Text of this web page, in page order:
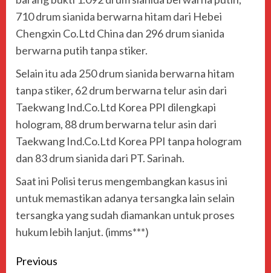
710 drum sianida berwarna hitam dari Hebei
Chengxin Co.Ltd China dan 296 drum sianida
berwarna putih tanpa stiker.
Selain itu ada 250 drum sianida berwarna hitam
tanpa stiker, 62 drum berwarna telur asin dari
Taekwang Ind.Co.Ltd Korea PPI dilengkapi
hologram, 88 drum berwarna telur asin dari
Taekwang Ind.Co.Ltd Korea PPI tanpa hologram
dan 83 drum sianida dari PT. Sarinah.
Saat ini Polisi terus mengembangkan kasus ini
untuk memastikan adanya tersangka lain selain
tersangka yang sudah diamankan untuk proses
hukum lebih lanjut. (imms***)
Previous